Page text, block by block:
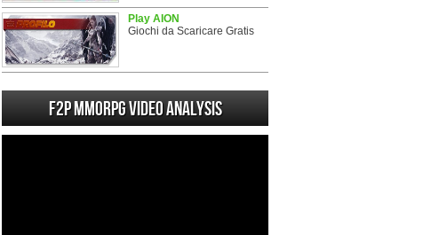
Play AION
Giochi da Scaricare Gratis
F2P MMORPG Video analysis